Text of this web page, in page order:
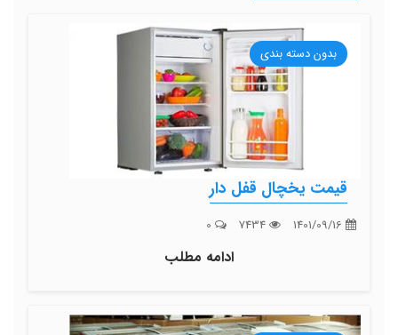
بدون دسته بندی
قیمت یخچال قفل دار
ادامه مطلب